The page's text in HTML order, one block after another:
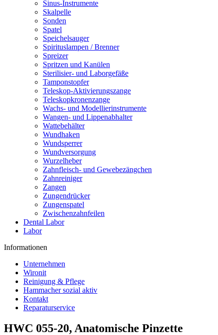
Sinus-Instrumente
Skalpelle
Sonden
Spatel
Speichelsauger
Spirituslampen / Brenner
Spreizer
Spritzen und Kanülen
Sterilisier- und Laborgefäße
Tamponstopfer
Teleskop-Aktivierungszange
Teleskopkronenzange
Wachs- und Modellierinstrumente
Wangen- und Lippenabhalter
Wattebehälter
Wundhaken
Wundsperrer
Wundversorgung
Wurzelheber
Zahnfleisch- und Gewebezängchen
Zahnreiniger
Zangen
Zungendrücker
Zungenspatel
Zwischenzahnfeilen
Dental Labor
Labor
Informationen
Unternehmen
Wironit
Reinigung & Pflege
Hammacher sozial aktiv
Kontakt
Reparaturservice
HWC 055-20, Anatomische Pinzette